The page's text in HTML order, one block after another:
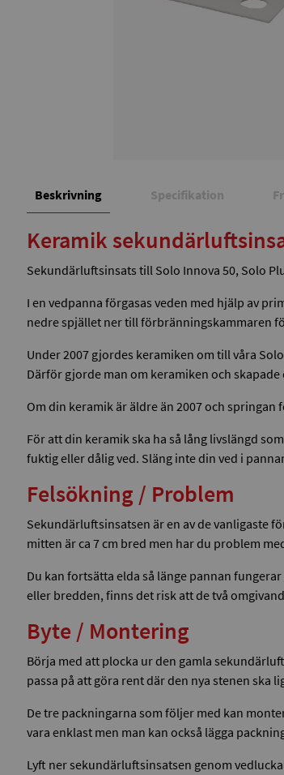
Beskrivning Specifikation
Keramik
Sekundärluftsinsats till Solo Innova 50, Solo
I en vedpanna förgasas veden med hjälp av
nedre spjället ner till förbränningskammaren
Under 2007 gjordes keramiken om till våra
Därför gjorde man om keramiken och
Om din keramik är äldre än 2007 och
För att din keramik ska ha så lång livslängd
fuktig eller dålig ved. Släng inte din ved i
Felsökning / Problem
Sekundärluftsinsatsen är en av de vanligaste
mitten är ca 7 cm bred men har du problem
Du kan fortsätta elda så länge pannan
eller bredden, finns det risk att de två
Byte / Montering
Börja med att plocka ur den gamla
passa på att göra rent där den nya stenen ska
De tre packningarna som följer med kan
vara enklast men man kan också lägga
Lyft ner sekundärluftsinsatsen genom